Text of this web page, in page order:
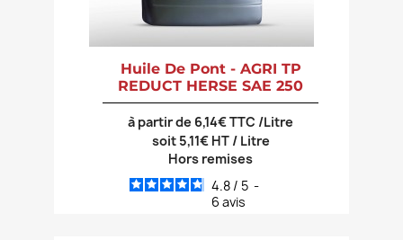
Huile De Pont - AGRI TP
REDUCT HERSE SAE 250
à partir de 6,14€ TTC /Litre
soit 5,11€ HT / Litre
Hors remises
4.8 / 5 -
6 avis